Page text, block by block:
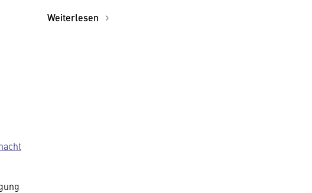
Weiterlesen